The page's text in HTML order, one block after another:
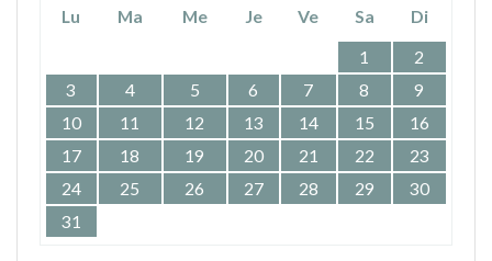
Lu Ma Me Je Ve Sa
Di
1
2
3
4 5 6 7 8
9
10
11 12 13 14 15
16
17
18 19 20 21 22
23
24
25 26 27 28 29
30
31